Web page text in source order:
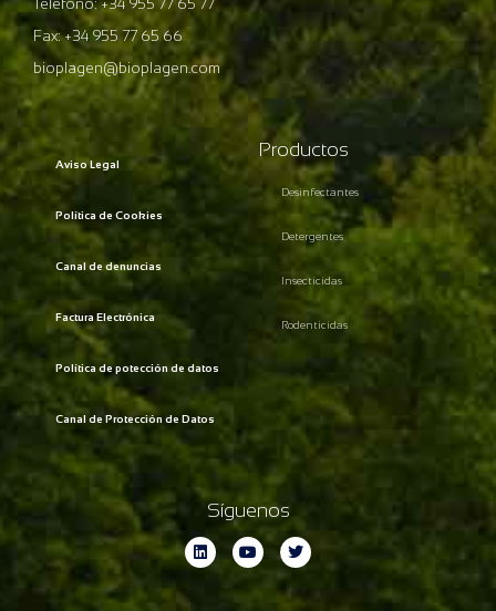
Teléfono: +34 955 77 65 77
Fax: +34 955 77 65 66
bioplagen@bioplagen.com
Aviso Legal
Política de Cookies
Canal de denuncias
Factura Electrónica
Política de potección de datos
Canal de Protección de Datos
Productos
Desinfectantes
Detergentes
Insecticidas
Rodenticidas
Síguenos